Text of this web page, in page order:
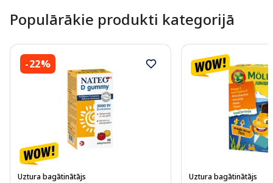
Populārākie produkti kategorijā
-22%
Uztura bagātinātājs Uztura bagātinātājs